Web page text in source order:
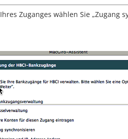
Zuganges wählen Sie „Zugang